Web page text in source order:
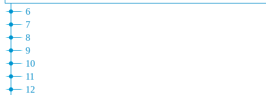
6
7
8
9
10
11
12